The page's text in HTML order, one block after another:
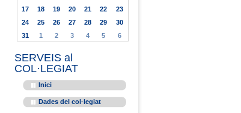
17
18 19 20 21 22
23
24
25 26 27 28 29
30
31
1 2 3 4 5 6
SERVEIS al
COL·LEGIAT
Inici
Dades del col·legiat